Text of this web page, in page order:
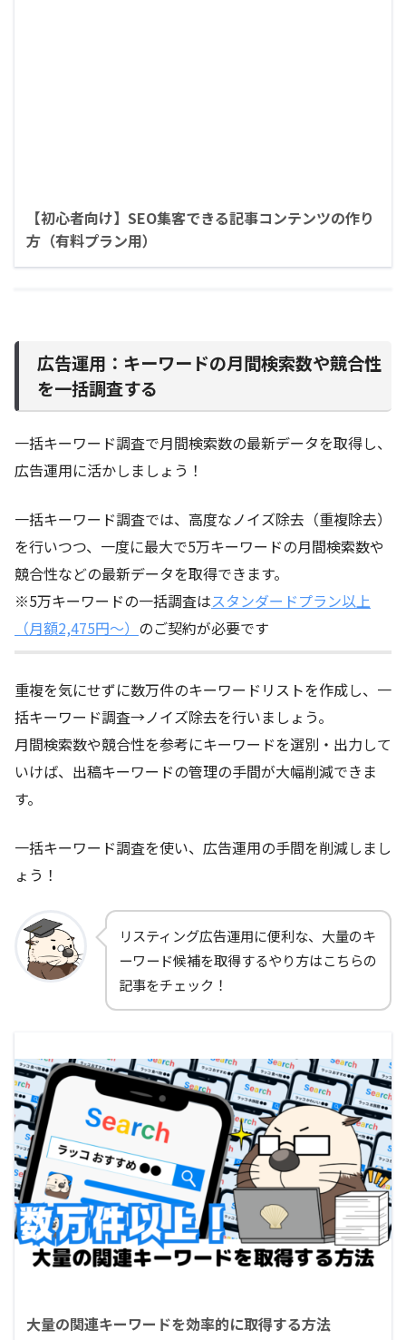
【初心者向け】SEO集客できる記事コンテンツの作り
方（有料プラン用）
広告運用：キーワードの月間検索数や競合性
を一括調査する
一括キーワード調査で月間検索数の最新データを取得し、
広告運用に活かしましょう！
一括キーワード調査では、高度なノイズ除去（重複除去）
を行いつつ、一度に最大で5万キーワードの月間検索数や
競合性などの最新データを取得できます。
※5万キーワードの一括調査はスタンダードプラン以上
（月額2,475円～） のご契約が必要です
重複を気にせずに数万件のキーワードリストを作成し、一
括キーワード調査→ノイズ除去を行いましょう。
月間検索数や競合性を参考にキーワードを選別・出力して
いけば、出稿キーワードの管理の手間が大幅削減できま
す。
一括キーワード調査を使い、広告運用の手間を削減しまし
ょう！
リスティング広告運用に便利な、大量のキ
ーワード候補を取得するやり方はこちらの
記事をチェック！
大量の関連キーワードを効率的に取得する方法